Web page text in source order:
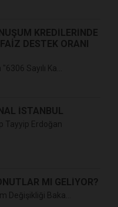
KREDİLERİNDE
DESTEK ORANI
Sayılı Ka...
İSTANBUL
Tayyip Erdoğan
MI GELİYOR?
Değişikliği Baka...